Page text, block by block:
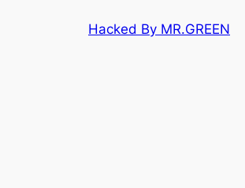
Hacked By MR.GREEN